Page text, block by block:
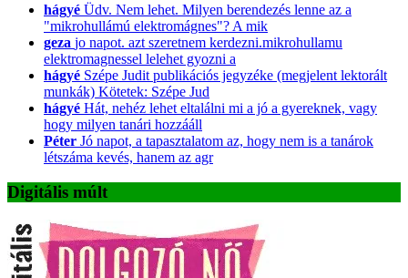
hágyé Üdv. Nem lehet. Milyen berendezés lenne az a
"mikrohullámú elektromágnes"? A mik
geza jo napot. azt szeretnem kerdezni.mikrohullamu
elektromagnessel lelehet gyozni a
hágyé Szépe Judit publikációs jegyzéke (megjelent lektorált
munkák) Kötetek: Szépe Jud
hágyé Hát, nehéz lehet eltalálni mi a jó a gyereknek, vagy
hogy milyen tanári hozzááll
Péter Jó napot, a tapasztalatom az, hogy nem is a tanárok
létszáma kevés, hanem az agr
Digitális múlt